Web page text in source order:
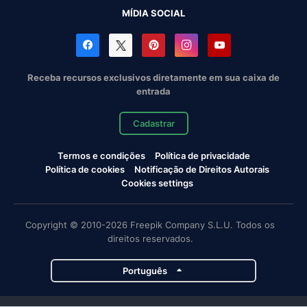
MÍDIA SOCIAL
Receba recursos exclusivos diretamente em sua caixa de
entrada
Cadastrar
Termos e condições
Política de privacidade
Política de cookies
Notificação de Direitos Autorais
Cookies settings
Copyright © 2010-2026 Freepik Company S.L.U. Todos os
direitos reservados.
Português